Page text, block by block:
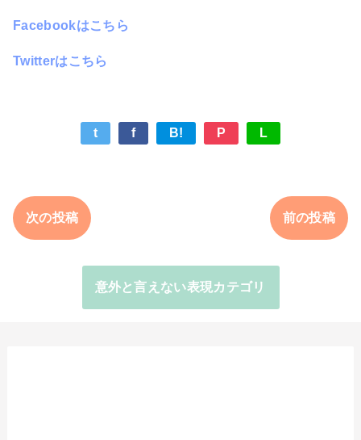
Facebookはこちら
Twitterはこちら
t f B! P L
次の投稿 前の投稿
意外と言えない表現カテゴリ